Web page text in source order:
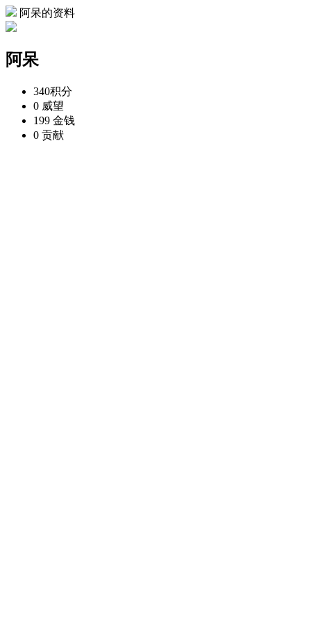
阿呆的资料
阿呆
340积分
0 威望
199 金钱
0 贡献